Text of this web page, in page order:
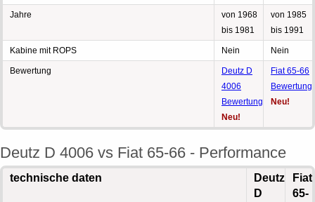
Jahre
von 1968
bis 1981
von 1985
bis 1991
Kabine mit ROPS Nein Nein
Bewertung
Deutz D
4006
Bewertung
Neu!
Fiat 65-66
Bewertung
Neu!
Deutz D 4006 vs Fiat 65-66 - Performance
technische daten
Deutz
D
Fiat
65-